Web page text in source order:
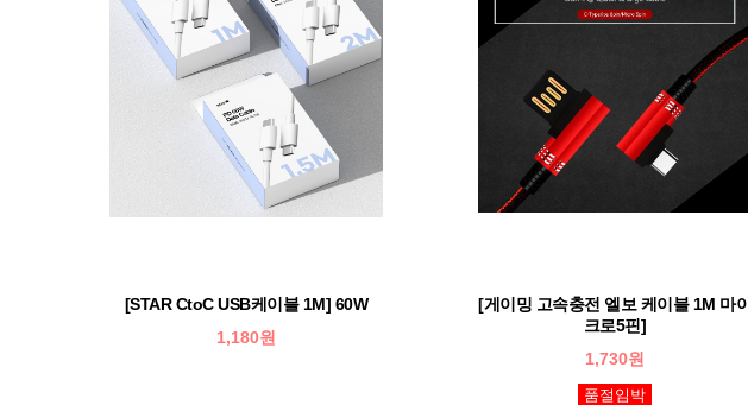
[STAR CtoC USB케이블 1M] 60W
1,180원
[게이밍 고속충전 엘보 케이블 1M 마이
크로5핀]
1,730원
품절임박